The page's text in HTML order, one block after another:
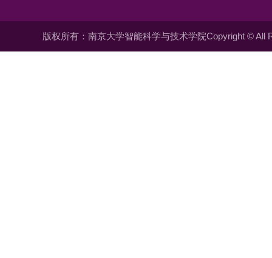
版权所有：南京大学智能科学与技术学院Copyright © All